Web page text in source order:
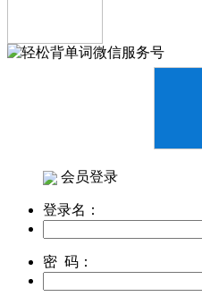
会员登录
登录名：
密 码：